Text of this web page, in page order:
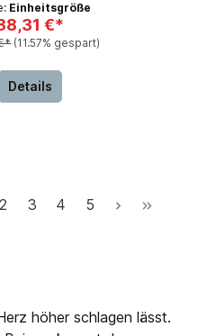
Einheitsgröße
€*
(11.57% gespart)
Details
2 3 4 5
höher schlagen lässt.